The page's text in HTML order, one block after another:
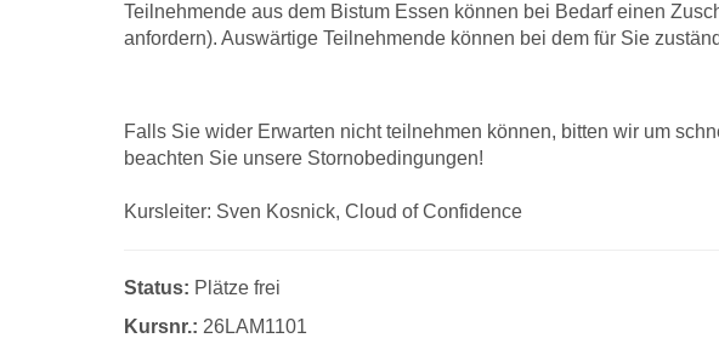
Teilnehmende aus dem Bistum Essen können bei Bedarf einen
anfordern). Auswärtige Teilnehmende können bei dem für Sie
Falls Sie wider Erwarten nicht teilnehmen können, bitten wir um
beachten Sie unsere Stornobedingungen!
Kursleiter: Sven Kosnick, Cloud of Confidence
Status: Plätze frei
Kursnr.: 26LAM1101